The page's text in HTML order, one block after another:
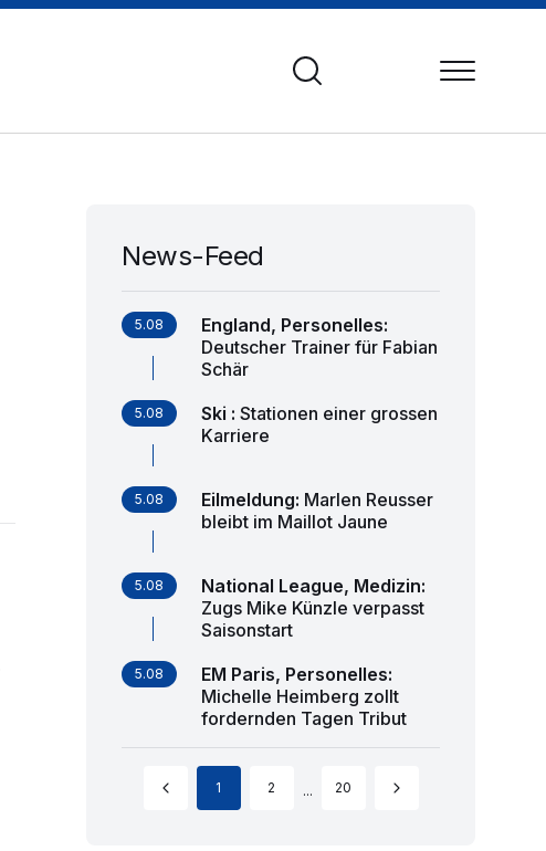
News-Feed
5.08 England, Personelles:
Deutscher Trainer für Fabian
Schär
5.08 Ski : Stationen einer grossen
Karriere
5.08 Eilmeldung: Marlen Reusser
bleibt im Maillot Jaune
5.08 National League, Medizin:
Zugs Mike Künzle verpasst
Saisonstart
5.08 EM Paris, Personelles:
Michelle Heimberg zollt
fordernden Tagen Tribut
1 2 ... 20